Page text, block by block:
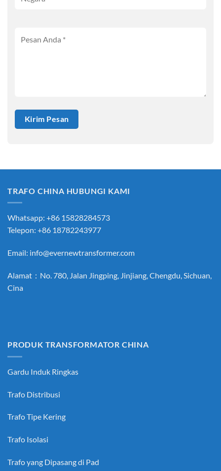
TRAFO CHINA HUBUNGI KAMI
Whatsapp: +86 15828284573
Telepon: +86 18782243977
Email: info@evernewtransformer.com
Alamat：No. 780, Jalan Jingping, Jinjiang, Chengdu, Sichuan,
Cina
PRODUK TRANSFORMATOR CHINA
Gardu Induk Ringkas
Trafo Distribusi
Trafo Tipe Kering
Trafo Isolasi
Trafo yang Dipasang di Pad